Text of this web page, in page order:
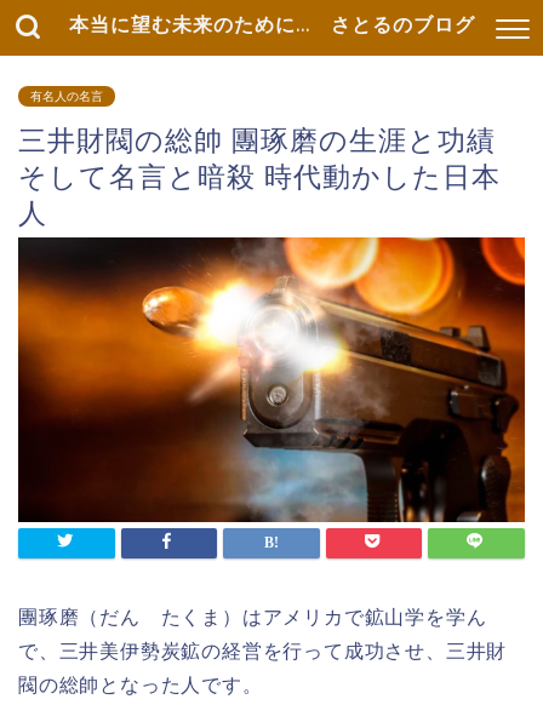
本当に望む未来のために... さとるのブログ
有名人の名言
三井財閥の総帥 團琢磨の生涯と功績
そして名言と暗殺 時代動かした日本
人
團琢磨（だん たくま）はアメリカで鉱山学を学ん
で、三井美伊勢炭鉱の経営を行って成功させ、三井財
閥の総帥となった人です。